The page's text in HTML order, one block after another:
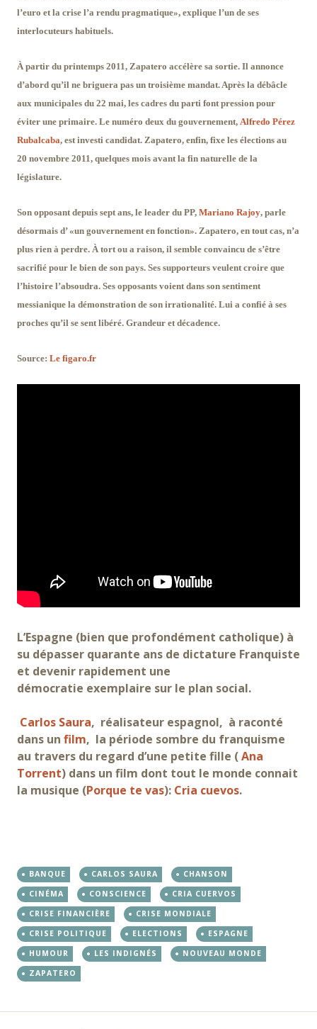
l’euro et la crise l’a rendu pragmatique», explique l’un de ses
interlocuteurs habituels.
À partir du printemps 2011, Zapatero accélère sa sortie. Il annonce
d’abord qu’il ne briguera pas un troisième mandat. Après la débâcle
aux municipales du 22 mai, les cadres du parti font pression pour
éviter une primaire. Le numéro deux du gouvernement, Alfredo Pérez
Rubalcaba, est investi candidat. Zapatero, enfin, fixe les élections au
20 novembre 2011, quelques mois avant la fin naturelle de la
législature.
Son opposant depuis sept ans, le leader du PP, Mariano Rajoy, parle
désormais d’ «un gouvernement en fonction». Zapatero, en tout cas, n’a
plus rien à perdre. À tort ou a raison, il semble convaincu de s’être
sacrifié pour le bien de son pays. Ses supporteurs veulent croire que
l’histoire l’absoudra. Ses opposants voient dans son sentiment
messianique la démonstration de son irrationalité. Lui a confié à ses
proches qu’il se sent libéré. Grandeur et décadence.
Source: Le figaro.fr
L’Espagne (bien que profondément catholique) à
su dépasser quarante ans de dictature Franquiste
et devenir rapidement une
démocratie exemplaire sur le plan social.
Carlos Saura, réalisateur espagnol, à raconté
dans un film, la période sombre du franquisme
au travers du regard d’une petite fille (Ana
Torrent) dans un film dont tout le monde connait
la musique (Porque te vas): Cria cuevos.
BANQUE CARLOS SAURA
CHANSON
CINÉMA
CONSCIENCE
CRIA CUERVOS
CRISE FINANCIÈRE
CRISE MONDIALE
CRISE POLITIQUE
ELECTIONS
ESPAGNE
HUMOUR
LES INDIGNÉS
NOUVEAU MONDE
ZAPATERO